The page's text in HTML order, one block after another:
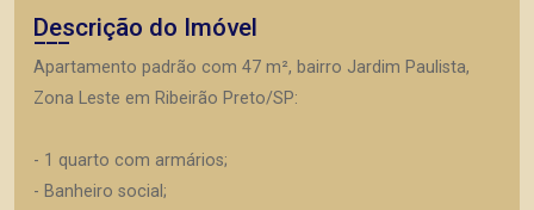
Descrição do Imóvel
Apartamento padrão com 47 m², bairro Jardim Paulista,
Zona Leste em Ribeirão Preto/SP:
- 1 quarto com armários;
- Banheiro social;